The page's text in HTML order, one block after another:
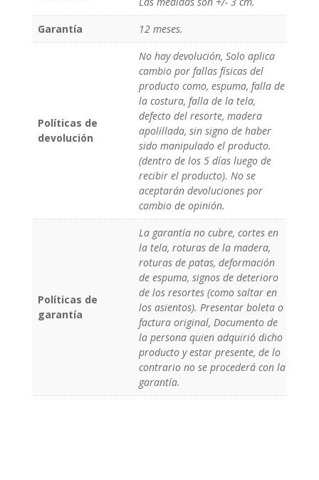
Garantía
12 meses.
Políticas de
devolución
No hay devolución, Solo aplica
cambio por fallas físicas del
producto como, espuma, falla de
la costura, falla de la tela,
defecto del resorte, madera
apolillada, sin signo de haber
sido manipulado el producto.
(dentro de los 5 días luego de
recibir el producto). No se
aceptarán devoluciones por
cambio de opinión.
Políticas de
garantía
La garantía no cubre, cortes en
la tela, roturas de la madera,
roturas de patas, deformación
de espuma, signos de deterioro
de los resortes (como saltar en
los asientos). Presentar boleta o
factura original, Documento de
la persona quien adquirió dicho
producto y estar presente, de lo
contrario no se procederá con la
garantía.